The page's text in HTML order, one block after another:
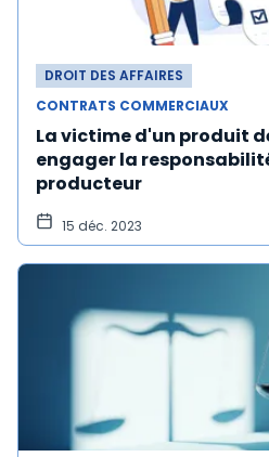
DROIT DES AFFAIRES
CONTRATS COMMERCIAUX
La victime d'un produit
engager la
producteur
15 déc. 2023